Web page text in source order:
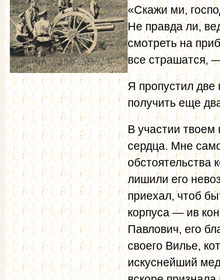
«Скажи ми,
Не правда ли,
смотреть на
все страшатся,
Я пропустил две
получить еще
В участии
сердца. Мне
обстоятельства
лишили его
приехал, чтоб
корпуса — ив
Павлович, его
своего Вилье,
искуснейший